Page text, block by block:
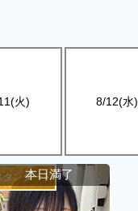
火) 8/12(水)
タンダード
本日満了